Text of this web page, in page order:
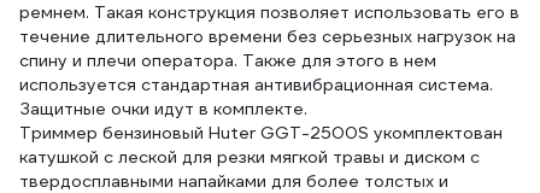
ремнем. Такая конструкция позволяет использовать его в
течение длительного времени без серьезных нагрузок на
спину и плечи оператора. Также для этого в нем
используется стандартная антивибрационная система.
Защитные очки идут в комплекте.
Триммер бензиновый Huter GGT-2500S укомплектован
катушкой с леской для резки мягкой травы и диском с
твердосплавными напайками для более толстых и